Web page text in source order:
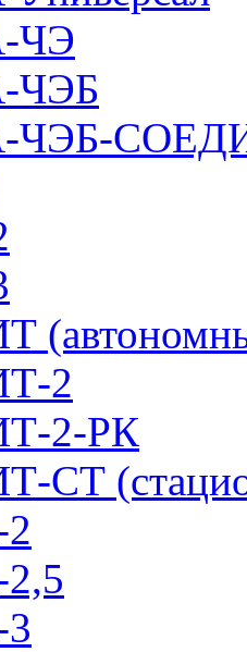
ЧЭ
ЧЭБ
ЧЭБ-
2
2-РК
СТ